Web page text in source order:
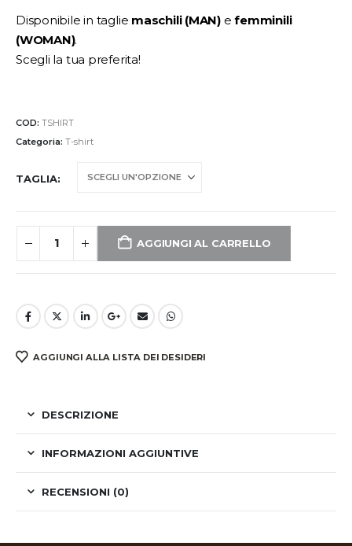
Disponibile in taglie maschili (MAN) efemminili
(WOMAN).
Scegli la tua preferita!
COD: TSHIRT
Categoria: T-shirt
TAGLIA
AGGIUNGI AL CARRELLO
AGGIUNGI ALLA LISTA DEI DESIDERI
DESCRIZIONE
INFORMAZIONI AGGIUNTIVE
RECENSIONI (0)